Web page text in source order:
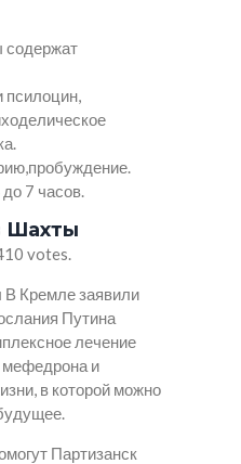
содержат
псилоцин,
7 часов.
Шахты
votes.
Кремле заявили
Путина
лечение
мефедрона и
в которой можно
Партизанск